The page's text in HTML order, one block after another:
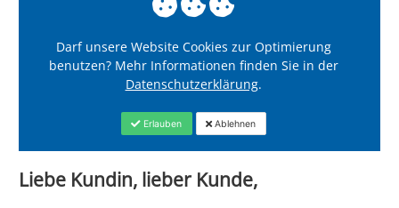
Darf unsere Website Cookies zur Optimierung
benutzen? Mehr Informationen finden Sie in der
Datenschutzerklärung.
Erlauben Ablehnen
Liebe Kundin, lieber Kunde,